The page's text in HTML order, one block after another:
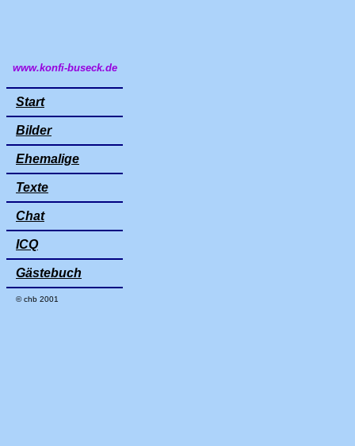
www.konfi-buseck.de
Start
Bilder
Ehemalige
Texte
Chat
ICQ
Gästebuch
© chb 2001